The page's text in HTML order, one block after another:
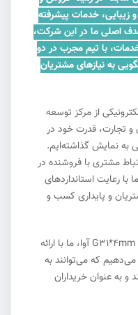
زیبایی، خدمات پیشرفته
اصلی ما در این شرکت،
با تیم مجرب در دو
به نیازهای مشتریان
از مرکز توسعه
و تجارت، قدرت خود در
به نمایش گذاشته‌ایم.
مشتری با فروشنده در
با رعایت استانداردهای
و پایداری کسب و
در خصوص سرسوزن G31*4mm آوا، ما با ارائه
که می‌توانند به
و به عنوان خریداران